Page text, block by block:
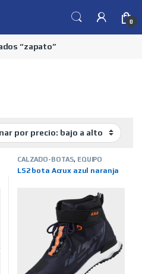
0
“zapato”
por precio: bajo a alto
CALZADO-BOTAS, EQUIPO
TIENDA ON LINE
LS2 bota Acrux azul naranja